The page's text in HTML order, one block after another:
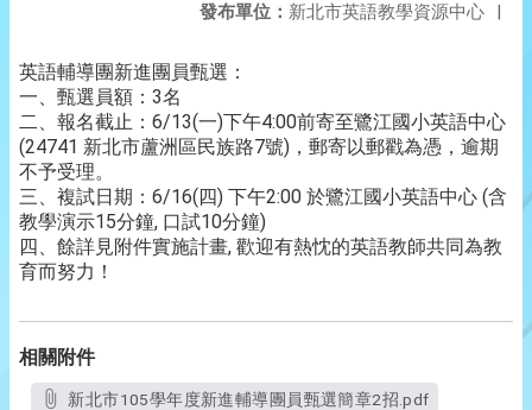
發布單位： 新北市英語教學資源中心 |
英語輔導團新進團員甄選：
一、甄選員額：3名
二、報名截止：6/13(一)下午4:00前寄至鷺江國小英語中心
(24741 新北市蘆洲區民族路7號)，郵寄以郵戳為憑，逾期
不予受理。
三、複試日期：6/16(四) 下午2:00 於鷺江國小英語中心 (含
教學演示15分鐘, 口試10分鐘)
四、餘詳見附件實施計畫, 歡迎有熱忱的英語教師共同為教
育而努力！
相關附件
新北市105學年度新進輔導團員甄選簡章2招.pdf